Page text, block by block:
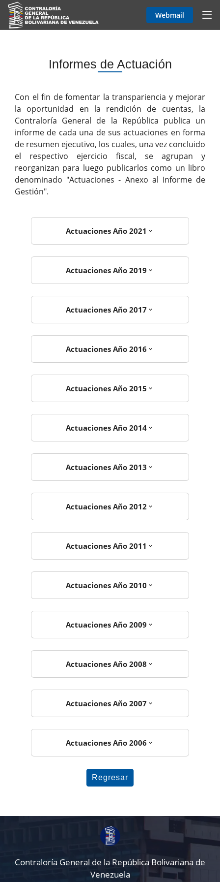
Webmail
Informes de Actuación
Con el fin de fomentar la transpariencia y mejorar
la oportunidad en la rendición de cuentas, la
Contraloría General de la República publica un
informe de cada una de sus actuaciones en forma
de resumen ejecutivo, los cuales, una vez concluido
el respectivo ejercicio fiscal, se agrupan y
reorganizan para luego publicarlos como un libro
denominado "Actuaciones - Anexo al Informe de
Gestión".
Actuaciones Año 2021
Actuaciones Año 2019
Actuaciones Año 2017
Actuaciones Año 2016
Actuaciones Año 2015
Actuaciones Año 2014
Actuaciones Año 2013
Actuaciones Año 2012
Actuaciones Año 2011
Actuaciones Año 2010
Actuaciones Año 2009
Actuaciones Año 2008
Actuaciones Año 2007
Actuaciones Año 2006
Regresar
Contraloría General de la República Bolivariana de
Venezuela